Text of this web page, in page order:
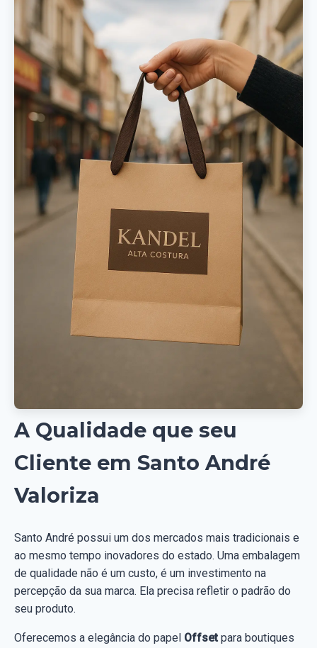
A Qualidade que seu
Cliente em Santo André
Valoriza
Santo André possui um dos mercados mais tradicionais e
ao mesmo tempo inovadores do estado. Uma embalagem
de qualidade não é um custo, é um investimento na
percepção da sua marca. Ela precisa refletir o padrão do
seu produto.
Oferecemos a elegância do papel Offset para boutiques